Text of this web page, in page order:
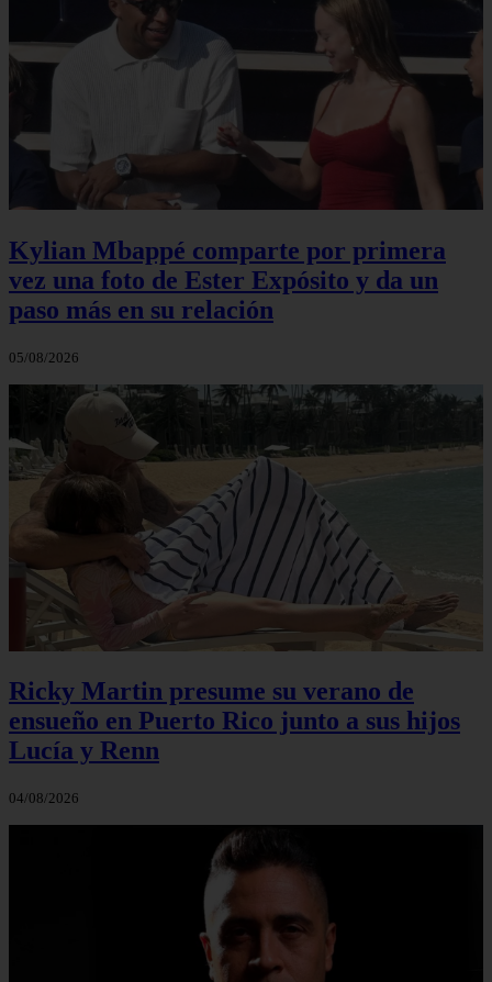
Kylian Mbappé comparte por primera
vez una foto de Ester Expósito y da un
paso más en su relación
05/08/2026
Ricky Martin presume su verano de
ensueño en Puerto Rico junto a sus hijos
Lucía y Renn
04/08/2026